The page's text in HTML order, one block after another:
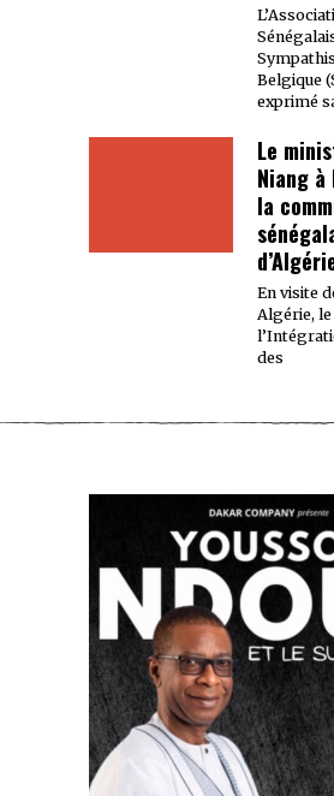
Belgique
exprimé
Le
Niang à
la
En visite
Algérie,
des